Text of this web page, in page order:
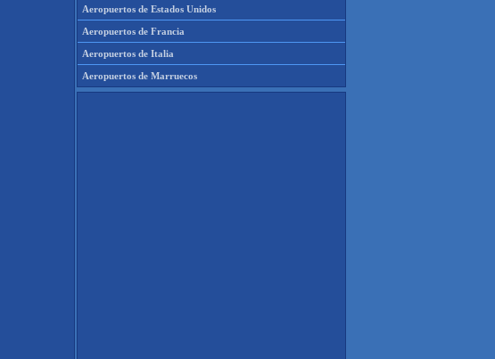
Aeropuertos de Estados Unidos
Aeropuertos de Francia
Aeropuertos de Italia
Aeropuertos de Marruecos